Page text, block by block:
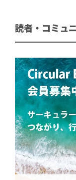
読者・コミュ